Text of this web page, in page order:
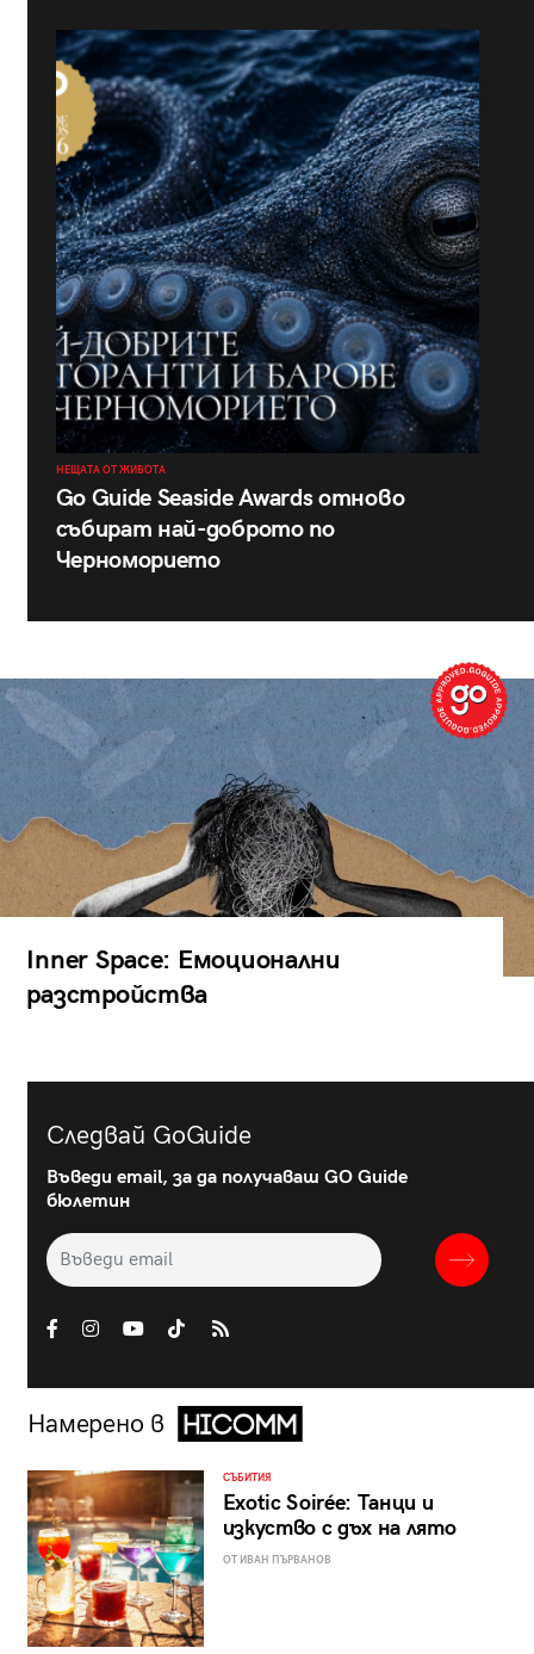
НЕЩАТА ОТ ЖИВОТА
Go Guide Seaside Awards отново
събират най-доброто по
Черноморието
Inner Space: Емоционални
разстройства
Следвай GoGuide
Въведи email, за да получаваш GO Guide
бюлетин
Намерено в
СЪБИТИЯ
Exotic Soirée: Танци и
изкуство с дъх на лято
ОТ ИВАН ПЪРВАНОВ